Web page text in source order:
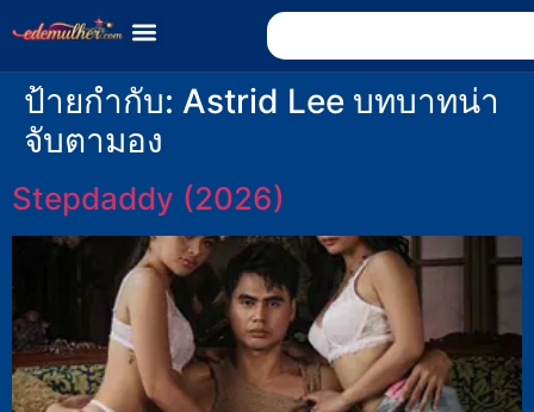
ป้ายกำกับ: Astrid Lee บทบาทน่า
จับตามอง
Stepdaddy (2026)